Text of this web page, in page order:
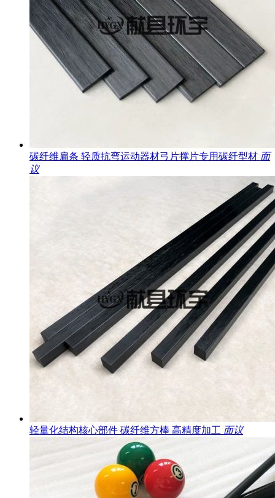
碳纤维扁条 轻质抗弯运动器材弓片撑片专用碳纤型材 面
议
轻量化结构核心部件 碳纤维方棒 高精度加工 面议